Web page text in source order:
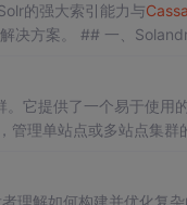
的强大索引能力与
核心架构解析 Sol
。它提供了一个易于使用
单站点或多站点集群的修
理解如何构建并优化复杂